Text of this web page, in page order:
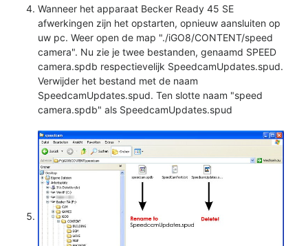
Wanneer het apparaat Becker Ready 45 SE
afwerkingen zijn het opstarten, opnieuw aansluiten op
uw pc. Weer open de map "./iGO8/CONTENT/speed
camera". Nu zie je twee bestanden, genaamd SPEED
camera.spdb respectievelijk SpeedcamUpdates.spud.
Verwijder het bestand met de naam
SpeedcamUpdates.spud. Ten slotte naam "speed
camera.spdb" als SpeedcamUpdates.spud